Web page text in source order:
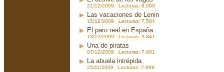
21/12/2009 Lecturas: 8.000
Las vacaciones de Lenin
15/12/2009 Lecturas: 7.584
El paro real en España
13/12/2009 Lecturas: 9.841
Una de piratas
07/12/2009 Lecturas: 7.801
La abuela intrépida
25/11/2009 Lecturas: 7.899